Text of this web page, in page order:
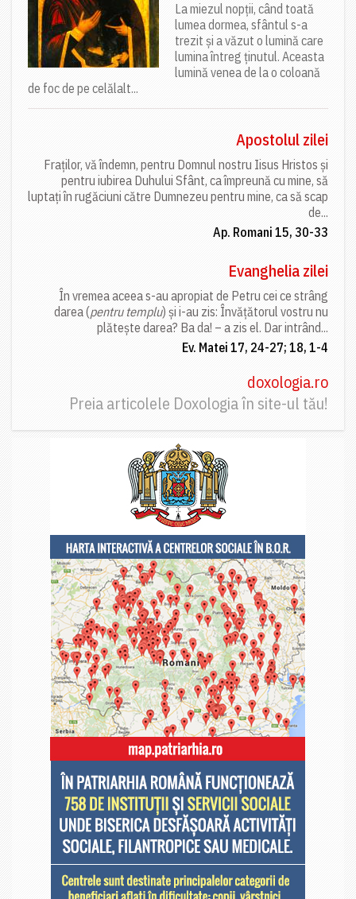
La miezul nopții, când toată
lumea dormea, sfântul s-a
trezit și a văzut o lumină care
lumina întreg ținutul. Aceasta
lumină venea de la o coloană
de foc de pe celălalt...
Apostolul zilei
Fraților, vă îndemn, pentru Domnul nostru Iisus Hristos și
pentru iubirea Duhului Sfânt, ca împreună cu mine, să
luptați în rugăciuni către Dumnezeu pentru mine, ca să scap
de...
Ap. Romani 15, 30-33
Evanghelia zilei
În vremea aceea s-au apropiat de Petru cei ce strâng
darea (pentru templu) și i-au zis: Învățătorul vostru nu
plătește darea? Ba da! – a zis el. Dar intrând...
Ev. Matei 17, 24-27; 18, 1-4
doxologia.ro
Preia articolele Doxologia în site-ul tău!